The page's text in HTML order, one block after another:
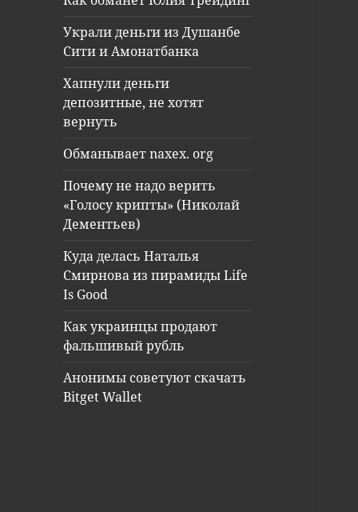
Украли деньги из Душанбе
Сити и Амонатбанка
Хапнули деньги
депозитные, не хотят
вернуть
Обманывает naxex. org
Почему не надо верить
«Голосу крипты» (Николай
Дементьев)
Куда делась Наталья
Смирнова из пирамиды Life
Is Good
Как украинцы продают
фальшивый рубль
Анонимы советуют скачать
Bitget Wallet